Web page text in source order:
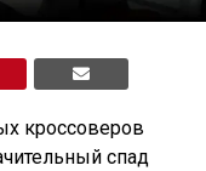
кроссоверов
спад